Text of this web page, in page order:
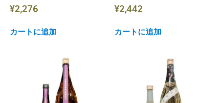
¥2,276
カートに追加
¥2,442
カートに追加